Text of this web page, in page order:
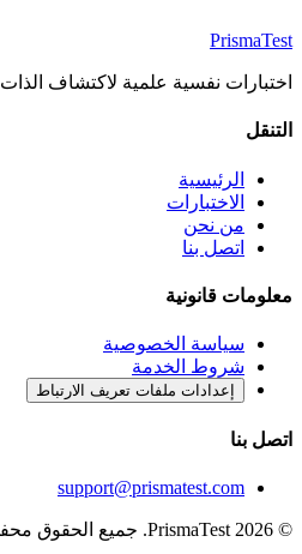
PrismaTest
اختبارات نفسية علمية لاكتشاف الذات
التنقل
الرئيسية
الاختبارات
من نحن
اتصل بنا
معلومات قانونية
سياسة الخصوصية
شروط الخدمة
إعدادات ملفات تعريف الارتباط
اتصل بنا
support@prismatest.com
© 2026 PrismaTest. جميع الحقوق محفوظة.